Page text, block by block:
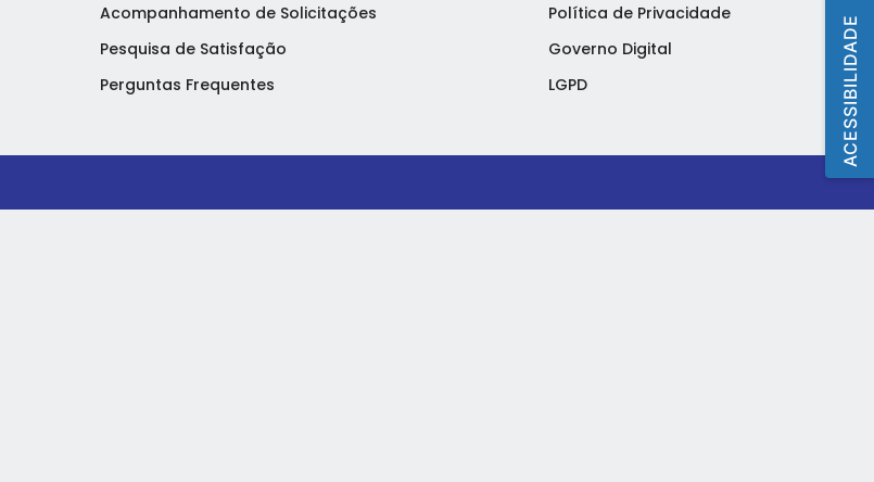
Acompanhamento de Solicitações
Pesquisa de Satisfação
Perguntas Frequentes
Política de Privacidade
Governo Digital
LGPD
ACESSIBILIDADE